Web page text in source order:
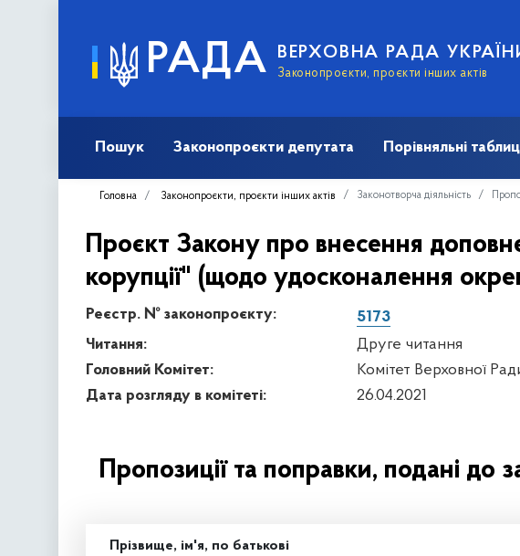
РАДА ВЕРХОВНА РАДА
Законопроєкти, проєкти інших актів
Пошук Законопроєкти депутата Порівняльні
Головна Законопроєкти, проєкти інших актів Законотворча діяльність
Проєкт Закону про внесення
корупції" (щодо удосконалення
Реєстр. № законопроєкту:
5173
Читання:
Друге читання
Головний Комітет:
Комітет Верховної
Дата розгляду в комітеті:
26.04.2021
Пропозиції та поправки, подані до
Прізвище, ім'я, по батькові